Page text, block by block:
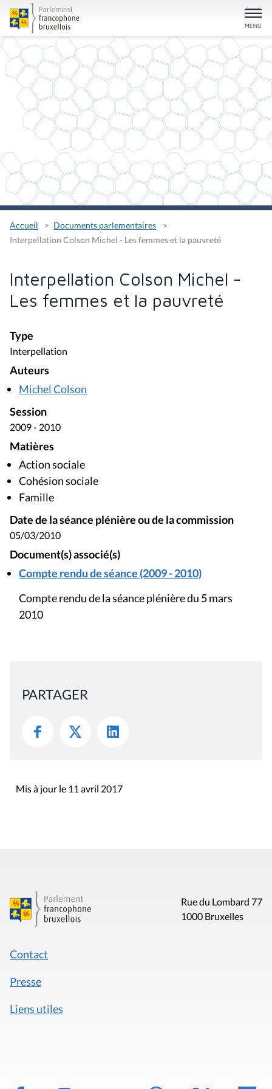
Accueil
Documents parlementaires
Interpellation Colson Michel - Les femmes et la pauvreté
Interpellation Colson Michel -
Les femmes et la pauvreté
Type
Interpellation
Auteurs
Michel Colson
Session
2009 - 2010
Matières
Action sociale
Cohésion sociale
Famille
Date de la séance plénière ou de la commission
05/03/2010
Document(s) associé(s)
Compte rendu de séance (2009 - 2010)
Compte rendu de la séance plénière du 5 mars
2010
PARTAGER
Mis à jour le 11 avril 2017
Rue du Lombard 77
1000 Bruxelles
Contact
Presse
Liens utiles